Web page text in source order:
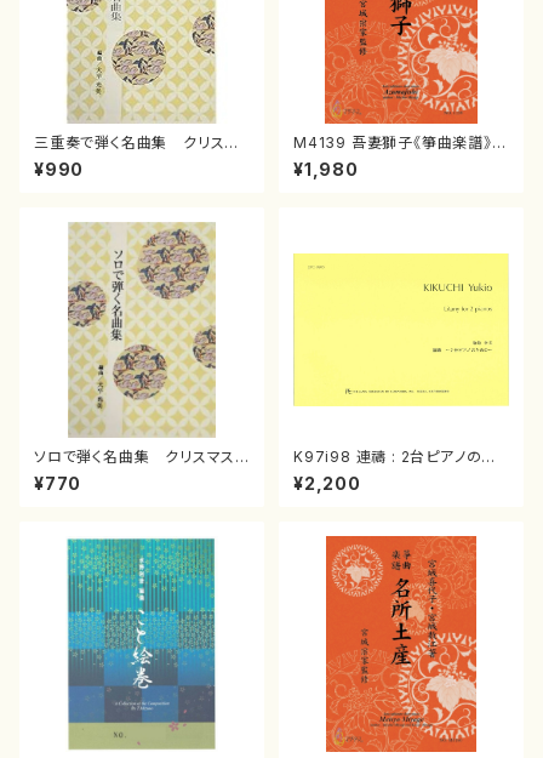
三重奏で弾く名曲集 クリスマ
スメドレー( 箏2/大平光美 編
曲/楽譜）
¥990
M4139 吾妻獅子《箏曲楽譜》
（箏/宮城道雄著・宮城宗家監修/
箏曲古典楽譜）
¥1,980
ソロで弾く名曲集 クリスマス・
イブ／恋人がサンタクロース(
箏独奏 /大平光美 編曲/楽
¥770
K97i98 連禱 : 2台ピアノのた
めの（2 Pianos / 菊池 幸夫 /
楽譜）
¥2,200